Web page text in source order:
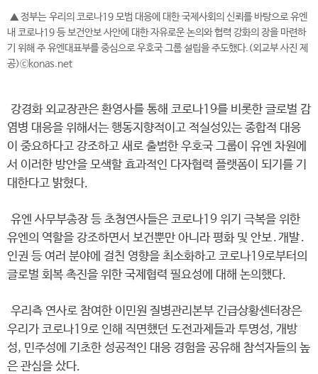
▲ 정부는 우리의 코로나19 모범 대응에 대한 국제사회의 신뢰를 바탕으로 유엔
내 코로나19 등 보건안보 사안에 대한 자유로운 논의와 협력 강화의 장을 마련하
기 위해 주 유엔대표부를 중심으로 우호국 그룹 설립을 주도했다.(외교부 사진 제
공)ⓒkonas.net
강경화 외교장관은 환영사를 통해 코로나19를 비롯한 글로벌 감
염병 대응을 위해서는 행동지향적이고 적실성있는 종합적 대응
이 중요하다고 강조하고 새로 출범한 우호국 그룹이 유엔 차원에
서 이러한 방안을 모색할 효과적인 다자협력 플랫폼이 되기를 기
대한다고 밝혔다.
유엔 사무부총장 등 초청연사들은 코로나19 위기 극복을 위한
유엔의 역할을 강조하면서 보건뿐만 아니라 평화 및 안보․개발․
인권 등 여러 분야에 걸친 영향을 최소화하고 코로나19로부터의
글로벌 회복 촉진을 위한 국제협력 필요성에 대해 논의했다.
우리측 연사로 참여한 이민원 질병관리본부 긴급상황센터장은
우리가 코로나19로 인해 직면했던 도전과제들과 투명성, 개방
성, 민주성에 기초한 성공적인 대응 경험을 공유해 참석자들의 높
은 관심을 샀다.